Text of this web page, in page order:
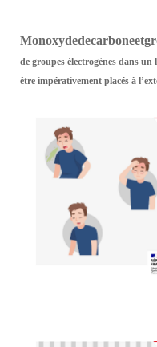
Monoxydedecarboneet
de groupes électrogènes dans
être impérativement placés à